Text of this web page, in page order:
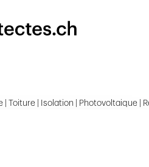
| Toiture | Isolation | Photovoltaique |